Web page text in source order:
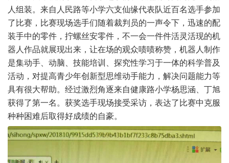
人组装。来自人民路等小学六支仙缘代表队近百名选手参加
了比赛，比赛现场选手们随着裁判员的一声令下，迅速的配
装手中的零件，拧螺丝安零件，不一会一件件活灵活现的机
器人作品就展现出来，让在场的观众啧啧称赞，机器人制作
是集动手、动脑、技能培训、探究性学习于一体的科学普及
活动，对提高青少年创新型思维动手能力，解决问题能力等
具有很大帮助。经过激烈角逐来自健康路小学杨思涵、丁旭
获得了第一名。获奖选手现场接受采访，表达了比赛中克服
种种困难后取得好成绩的自豪。